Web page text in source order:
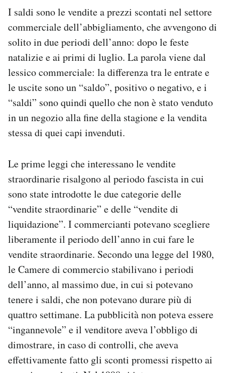
I saldi sono le vendite a prezzi scontati nel settore
commerciale dell’abbigliamento, che avvengono di
solito in due periodi dell’anno: dopo le feste
natalizie e ai primi di luglio. La parola viene dal
lessico commerciale: la differenza tra le entrate e
le uscite sono un “saldo”, positivo o negativo, e i
“saldi” sono quindi quello che non è stato venduto
in un negozio alla fine della stagione e la vendita
stessa di quei capi invenduti.
Le prime leggi che interessano le vendite
straordinarie risalgono al periodo fascista in cui
sono state introdotte le due categorie delle
“vendite straordinarie” e delle “vendite di
liquidazione”. I commercianti potevano scegliere
liberamente il periodo dell’anno in cui fare le
vendite straordinarie. Secondo una legge del 1980,
le Camere di commercio stabilivano i periodi
dell’anno, al massimo due, in cui si potevano
tenere i saldi, che non potevano durare più di
quattro settimane. La pubblicità non poteva essere
“ingannevole” e il venditore aveva l’obbligo di
dimostrare, in caso di controlli, che aveva
effettivamente fatto gli sconti promessi rispetto ai